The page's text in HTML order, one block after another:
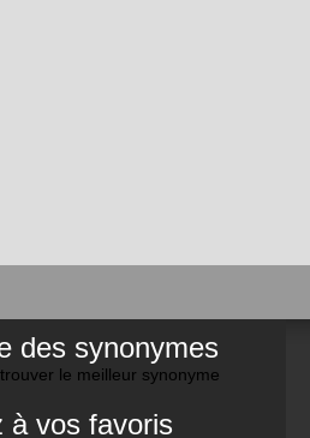
des synonymes
le meilleur synonyme
à vos favoris